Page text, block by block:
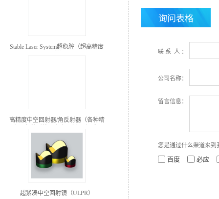
Stable Laser System超稳腔（超高精度
FP腔）
高精度中空回射器/角反射器（各种精
度、各种形状、中空回射器阵列）
超紧凑中空回射镜（ULPR）
询问表格
联 系 人 ：
公司名称：
留言信息：
您是通过什么渠道来到
百度 必应